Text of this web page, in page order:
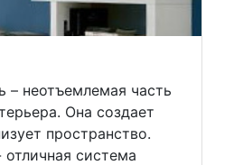
– неотъемлемая часть
Она создает
пространство.
система